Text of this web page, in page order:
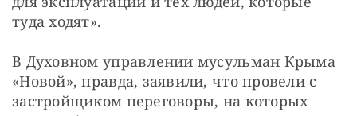
туда ходят».
В Духовном управлении мусульман Крыма
«Новой», правда, заявили, что провели с
застройщиком переговоры, на которых